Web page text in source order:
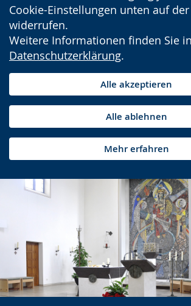
Cookie-Einstellungen unten auf
widerrufen.
Weitere Informationen finden Sie
Datenschutzerklärung.
Alle akzeptieren
Alle ablehnen
Mehr erfahren